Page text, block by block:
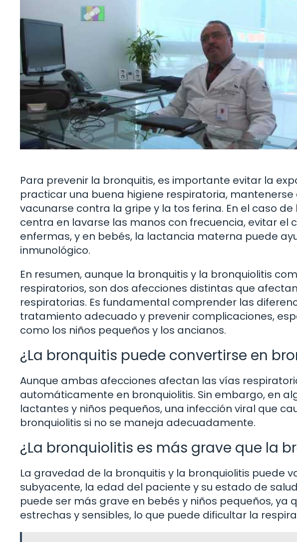
Para prevenir la bronquitis, es importante evitar la
practicar una buena higiene respiratoria,
vacunarse contra la gripe y la tos ferina. En el caso
centra en lavarse las manos con frecuencia, evitar el
enfermas, y en bebés, la lactancia materna puede
inmunológico.
En resumen, aunque la bronquitis y la bronquiolitis
respiratorios, son dos afecciones distintas que
respiratorias. Es fundamental comprender las
tratamiento adecuado y prevenir complicaciones,
como los niños pequeños y los ancianos.
¿La bronquitis puede convertirse en
Aunque ambas afecciones afectan las vías
automáticamente en bronquiolitis. Sin embargo, en
lactantes y niños pequeños, una infección viral que
bronquiolitis si no se maneja adecuadamente.
¿La bronquiolitis es más grave que la
La gravedad de la bronquitis y la bronquiolitis puede
subyacente, la edad del paciente y su estado de
puede ser más grave en bebés y niños pequeños, ya
estrechas y sensibles, lo que puede dificultar la